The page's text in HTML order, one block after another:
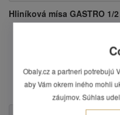
Hliníková mísa GASTRO 1/
balenie obsahuje 4 ks,
kartón obsahuje 15
cena uvedena za 1
Obaly.cz a partneri potrebujú
aby Vám okrem iného mohli
záujmov. Súhlas